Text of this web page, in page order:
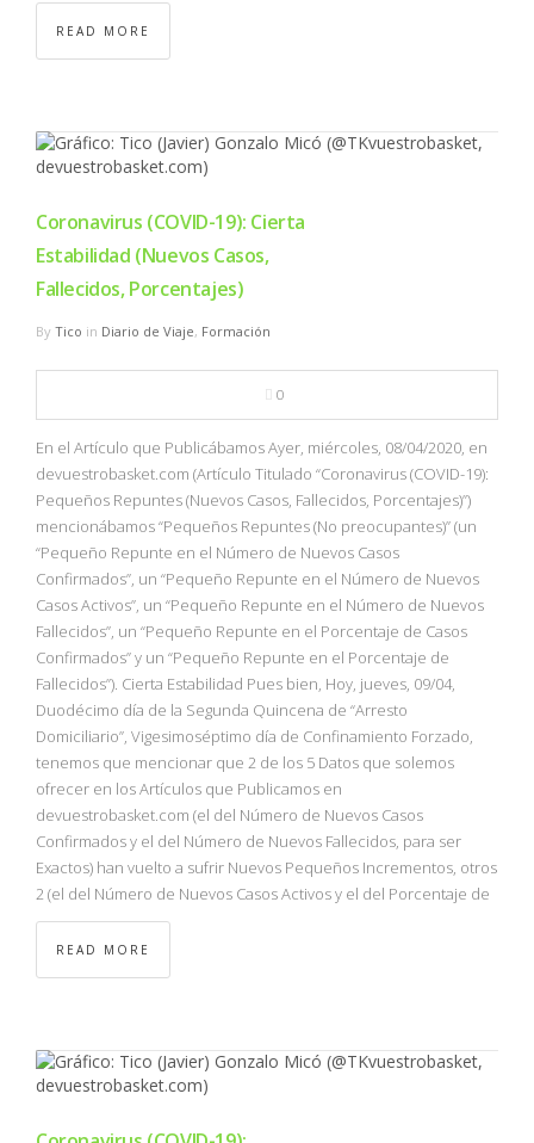
READ MORE
Coronavirus (COVID-19): Cierta
Estabilidad (Nuevos Casos,
Fallecidos, Porcentajes)
By Tico in Diario de Viaje, Formación
0
En el Artículo que Publicábamos Ayer, miércoles, 08/04/2020, en
devuestrobasket.com (Artículo Titulado “Coronavirus (COVID-19):
Pequeños Repuntes (Nuevos Casos, Fallecidos, Porcentajes)”)
mencionábamos “Pequeños Repuntes (No preocupantes)” (un
“Pequeño Repunte en el Número de Nuevos Casos
Confirmados”, un “Pequeño Repunte en el Número de Nuevos
Casos Activos”, un “Pequeño Repunte en el Número de Nuevos
Fallecidos”, un “Pequeño Repunte en el Porcentaje de Casos
Confirmados” y un “Pequeño Repunte en el Porcentaje de
Fallecidos”). Cierta Estabilidad Pues bien, Hoy, jueves, 09/04,
Duodécimo día de la Segunda Quincena de “Arresto
Domiciliario”, Vigesimoséptimo día de Confinamiento Forzado,
tenemos que mencionar que 2 de los 5 Datos que solemos
ofrecer en los Artículos que Publicamos en
devuestrobasket.com (el del Número de Nuevos Casos
Confirmados y el del Número de Nuevos Fallecidos, para ser
Exactos) han vuelto a sufrir Nuevos Pequeños Incrementos, otros
2 (el del Número de Nuevos Casos Activos y el del Porcentaje de
READ MORE